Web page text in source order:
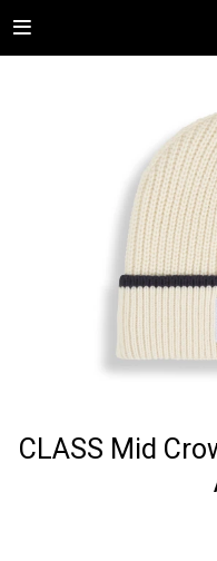

CLASS Mid